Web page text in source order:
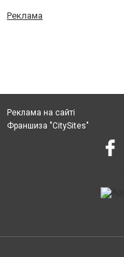
Реклама
Реклама на сайті
Франшиза "CitySites"